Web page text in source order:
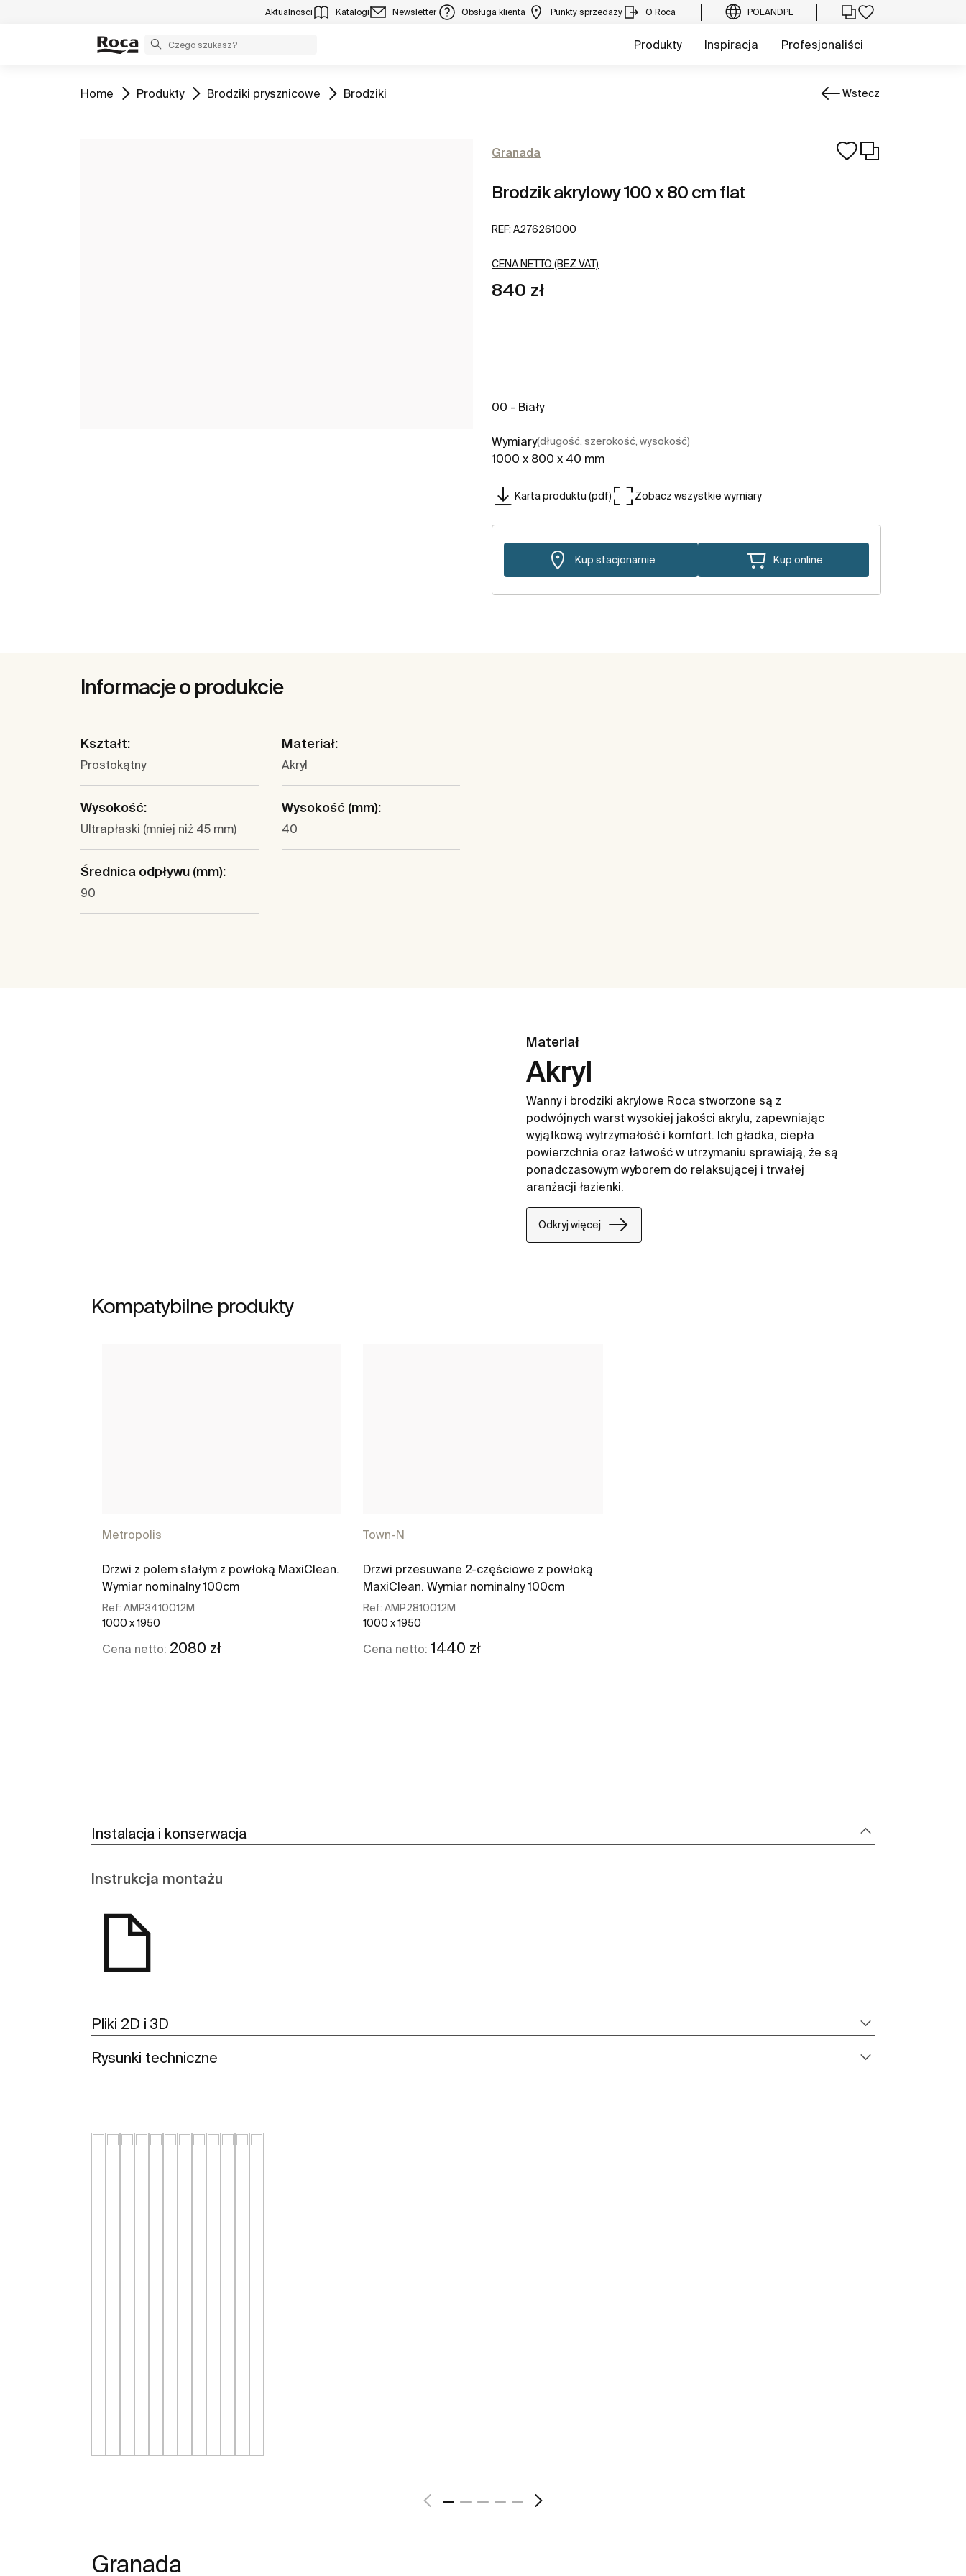
Aktualności Katalogi Newsletter Obsługa klienta Punkty sprzedaży O Roca POLANDPL
Produkty Inspiracja Profesjonaliści
Zobacz
Home Zobacz
Produkty Zobacz
Brodziki prysznicowe Zobacz
Brodziki Wstecz
Granada
Brodzik akrylowy 100 x 80 cm flat
REF: A276261000
CENA NETTO (BEZ VAT)
840 zł
00 - Biały
Wymiary(długość, szerokość, wysokość)
1000 x 800 x 40 mm
Karta produktu (pdf) Zobacz wszystkie wymiary
Kup stacjonarnie Kup online
Informacje o produkcie
Kształt:
Prostokątny
Materiał:
Akryl
Wysokość:
Ultrapłaski (mniej niż 45 mm)
Wysokość (mm):
40
Średnica odpływu (mm):
90
Materiał
Akryl
Wanny i brodziki akrylowe Roca stworzone są z
podwójnych warst wysokiej jakości akrylu, zapewniając
wyjątkową wytrzymałość i komfort. Ich gładka, ciepła
powierzchnia oraz łatwość w utrzymaniu sprawiają, że są
ponadczasowym wyborem do relaksującej i trwałej
aranżacji łazienki.
Odkryj więcej
Kompatybilne produkty
Metropolis
Drzwi z polem stałym z powłoką MaxiClean.
Wymiar nominalny 100cm
Ref: AMP3410012M
1000 x 1950
Cena netto: 2080 zł
Town-N
Drzwi przesuwane 2-częściowe z powłoką
MaxiClean. Wymiar nominalny 100cm
Ref:AMP2810012M
1000 x 1950
Cena netto:1440 zł
Instalacja i konserwacja
Instrukcja montażu
Pliki 2D i 3D
Rysunki techniczne
Granada